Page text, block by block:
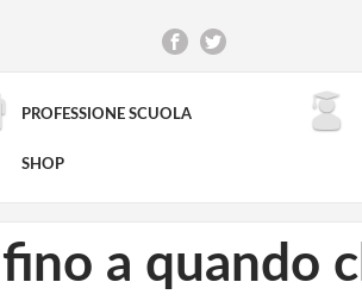
PROFESSIONE SCUOLA
SHOP
a quando